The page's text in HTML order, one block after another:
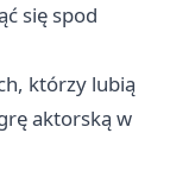
się spod
którzy lubią
aktorską w